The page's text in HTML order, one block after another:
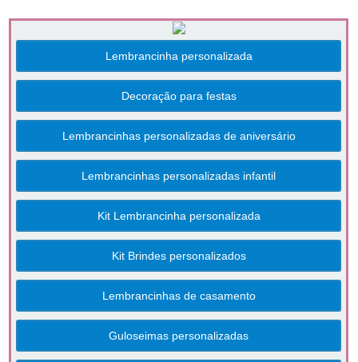
Lembrancinha personalizada
Decoração para festas
Lembrancinhas personalizadas de aniversário
Lembrancinhas personalizadas infantil
Kit Lembrancinha personalizada
Kit Brindes personalizados
Lembrancinhas de casamento
Guloseimas personalizadas